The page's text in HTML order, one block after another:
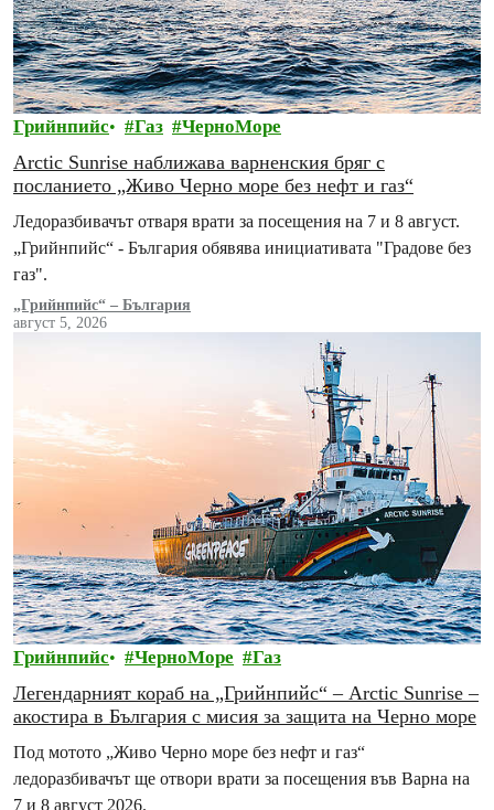
Грийнпийс Газ ЧерноМоре
Arctic Sunrise наближава варненския бряг с
посланието „Живо Черно море без нефт и газ“
Ледоразбивачът отваря врати за посещения на 7 и 8 август.
„Грийнпийс“ - България обявява инициативата "Градове без
газ".
„Грийнпийс“ – България
август 5, 2026
Грийнпийс ЧерноМоре Газ
Легендарният кораб на „Грийнпийс“ – Arctic Sunrise –
акостира в България с мисия за защита на Черно море
Под мотото „Живо Черно море без нефт и газ“
ледоразбивачът ще отвори врати за посещения във Варна на
7 и 8 август 2026.